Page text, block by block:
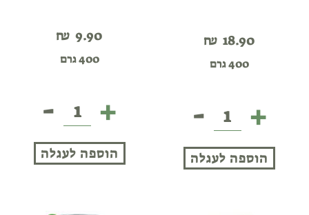
₪ 18.90
400 גרם
+
לבבות
דקל
-
הוספה לעגלה
₪ 9.90
400 גרם
+
תירס
גמדי
במי
מלח
-
הוספה לעגלה